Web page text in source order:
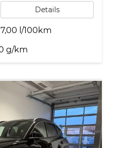
Details
7,00 l/100km
g/km